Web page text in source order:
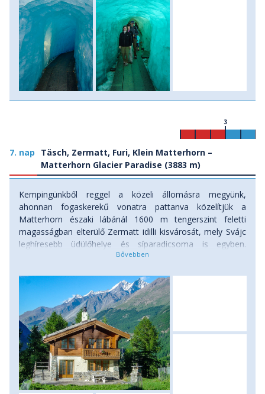
7. nap
Täsch, Zermatt, Furi, Klein Matterhorn –
Matterhorn Glacier Paradise (3883 m)
3
Kempingünkből reggel a közeli állomásra megyünk,
ahonnan fogaskerekű vonatra pattanva közelítjük a
Matterhorn északi lábánál 1600 m tengerszint feletti
magasságban elterülő Zermatt idilli kisvárosát, mely Svájc
leghíresebb üdülőhelye és síparadicsoma is egyben.
Zermatt utcáin csak elektromos meghajtású járművek
mellékutcák 16-18. századból való pajtákat,
gabonatárolókat, régi faházakat rejtenek, de a
világszínvonalú fürdők, ötcsillagos szállodák, a fényűző
kirakatokkal hívogató exkluzív vásárlási lehetőségek, a
nemzetközi konyha felső fokát képviselő éttermek is
szerves részei a városnak. Az állomásról gyalogosan
indulunk Zermatt felfedezésére, hogy magunkba szívjuk a
fentiekben leírt hangulatot, majd Furinál egy 3 km-es
körséta keretében egy újabb látványos, 100 m hosszú